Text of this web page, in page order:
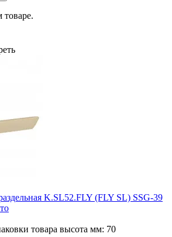
товаре.
K.SL52.FLY (FLY SL) SSG-39
товара высота мм: 70